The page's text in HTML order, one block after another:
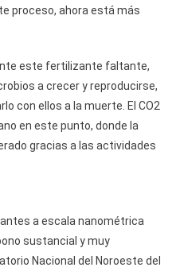
proceso, ahora está más
este fertilizante faltante,
a crecer y reproducirse,
con ellos a la muerte. El CO2
en este punto, donde la
gracias a las actividades
a escala nanométrica
sustancial y muy
Nacional del Noroeste del